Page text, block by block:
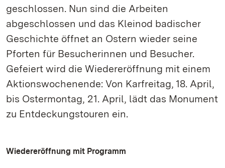
geschlossen. Nun sind die Arbeiten
abgeschlossen und das Kleinod badischer
Geschichte öffnet an Ostern wieder seine
Pforten für Besucherinnen und Besucher.
Gefeiert wird die Wiedereröffnung mit einem
Aktionswochenende: Von Karfreitag, 18. April,
bis Ostermontag, 21. April, lädt das Monument
zu Entdeckungstouren ein.
Wiedereröffnung mit Programm